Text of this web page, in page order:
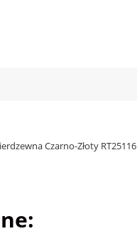
Czarno-Złoty RT25116